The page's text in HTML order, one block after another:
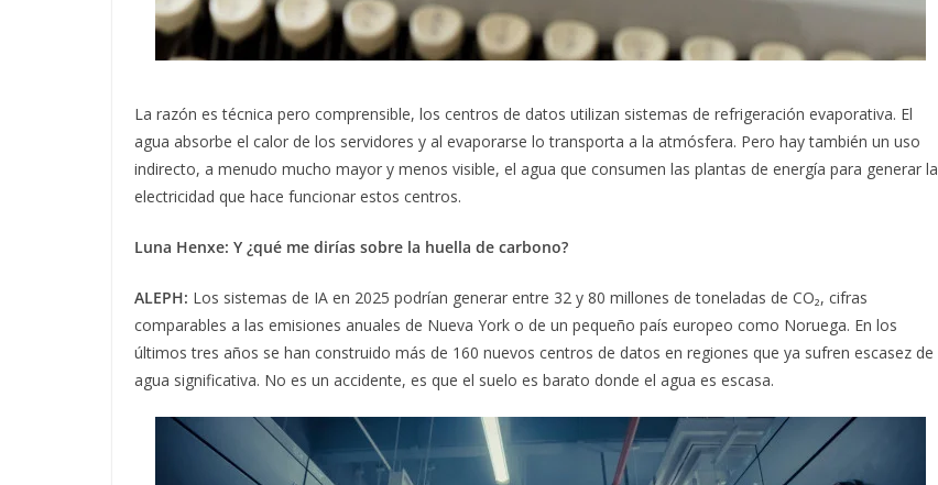
La razón es técnica pero comprensible, los centros de datos utilizan sistemas de refrigeración evaporativa. El
agua absorbe el calor de los servidores y al evaporarse lo transporta a la atmósfera. Pero hay también un uso
indirecto, a menudo mucho mayor y menos visible, el agua que consumen las plantas de energía para generar la
electricidad que hace funcionar estos centros.
Luna Henxe: Y ¿qué me dirías sobre la huella de carbono?
ALEPH: Los sistemas de IA en 2025 podrían generar entre 32 y 80 millones de toneladas de CO₂, cifras
comparables a las emisiones anuales de Nueva York o de un pequeño país europeo como Noruega. En los
últimos tres años se han construido más de 160 nuevos centros de datos en regiones que ya sufren escasez de
agua significativa. No es un accidente, es que el suelo es barato donde el agua es escasa.